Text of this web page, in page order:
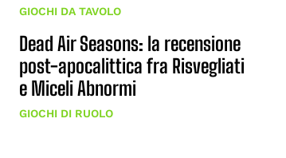
GIOCHI DA TAVOLO
Dead Air Seasons: la recensione
post-apocalittica fra Risvegliati
e Miceli Abnormi
GIOCHI DI RUOLO